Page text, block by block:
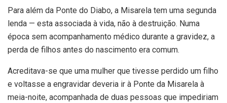
Para além da Ponte do Diabo, a Misarela tem uma segunda
lenda — esta associada à vida, não à destruição. Numa
época sem acompanhamento médico durante a gravidez, a
perda de filhos antes do nascimento era comum.
Acreditava-se que uma mulher que tivesse perdido um filho
e voltasse a engravidar deveria ir à Ponte da Misarela à
meia-noite, acompanhada de duas pessoas que impediriam